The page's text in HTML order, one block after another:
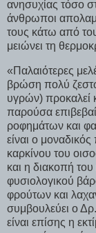
ανησυχίας τόσο
άνθρωποι
τους κάτω από
μειώνει τη
«Παλαιότερες
βρώση πολύ
υγρών) προκαλεί
παρούσα
ροφημάτων και
είναι ο
καρκίνου του
και η διακοπή
φυσιολογικού
φρούτων και
συμβουλεύει ο
είναι επίσης η